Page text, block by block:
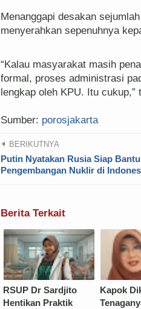
Menanggapi desakan
menyerahkan sepenuhnya
“Kalau masyarakat masih
formal, proses administrasi
lengkap oleh KPU. Itu cukup,”
Sumber: porosjakarta
BERIKUTNYA
Putin Nyatakan Rusia Siap Bantu
Pengembangan Nuklir di
Berita Terkait
RSUP Dr Sardjito
Hentikan Praktik
Kapok